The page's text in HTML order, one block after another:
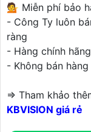
💁 Miễn phí bảo
- Công Ty luôn
ràng
- Hàng chính
- Không bán
=> Tham khảo
KBVISION giá rẻ